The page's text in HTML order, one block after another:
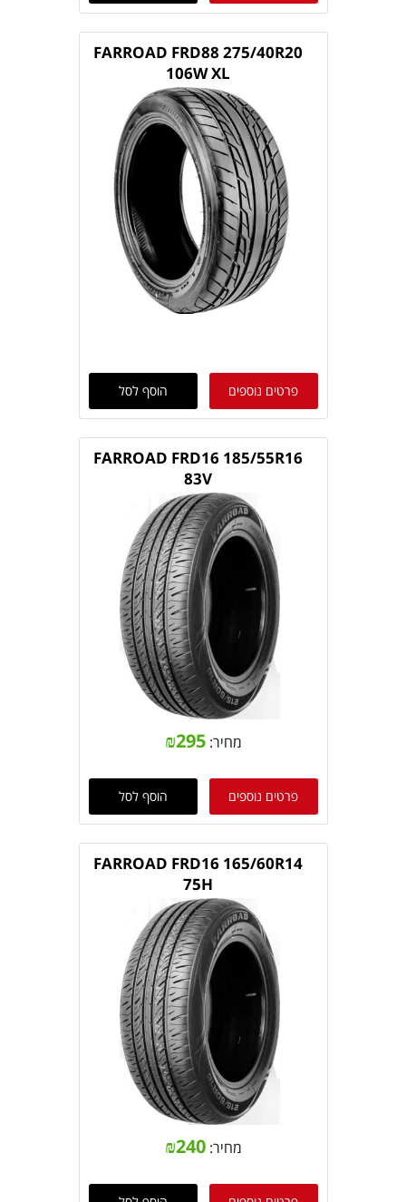
FARROAD FRD88 275/40R20
106W XL
פרטים נוספים הוסף לסל
FARROAD FRD16 185/55R16
83V
מחיר: ₪295
פרטים נוספים הוסף לסל
FARROAD FRD16 165/60R14
75H
מחיר: ₪240